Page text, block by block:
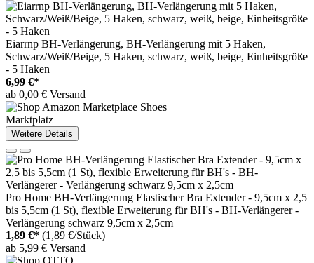
Eiarrnp BH-Verlängerung, BH-Verlängerung mit 5 Haken,
Schwarz/Weiß/Beige, 5 Haken, schwarz, weiß, beige, Einheitsgröße
- 5 Haken
6,99 €*
ab 0,00 € Versand
Marktplatz
Weitere Details
Pro Home BH-Verlängerung Elastischer Bra Extender - 9,5cm x 2,5
bis 5,5cm (1 St), flexible Erweiterung für BH's - BH-Verlängerer -
Verlängerung schwarz 9,5cm x 2,5cm
1,89 €* (1,89 €/Stück)
ab 5,99 € Versand